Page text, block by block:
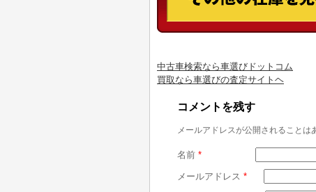
中古車検索なら車選びドットコム
買取なら車選びの査定サイトヘ
コメントを残す
メールアドレスが公開されることは
名前 *
メールアドレス *